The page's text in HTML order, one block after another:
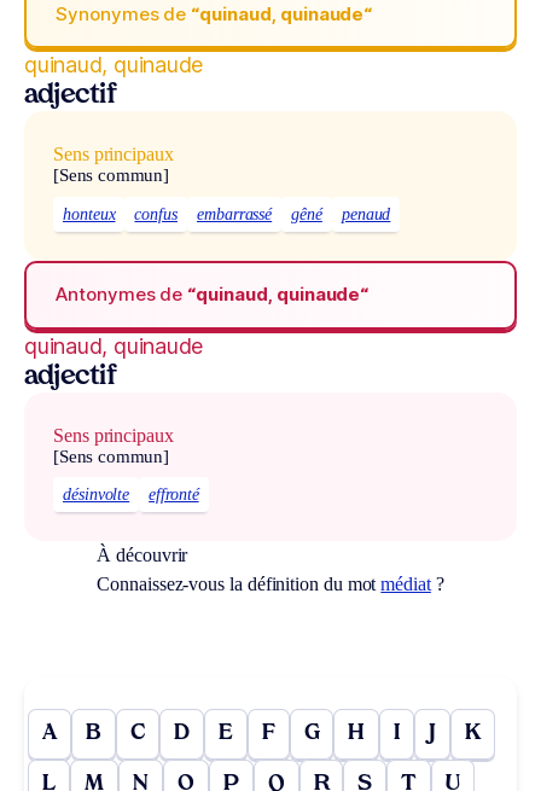
Synonymes de “quinaud, quinaude“
quinaud, quinaude
adjectif
Sens principaux
[Sens commun]
honteux confus embarrassé gêné penaud
Antonymes de “quinaud, quinaude“
quinaud, quinaude
adjectif
Sens principaux
[Sens commun]
désinvolte effronté
À découvrir
Connaissez-vous la définition du motmédiat?
A B C D E F G H I J K
L M N O P Q R S T U